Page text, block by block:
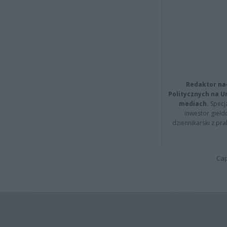
Redaktor
Politycznych na
mediach.
inwestor
dziennikarski z